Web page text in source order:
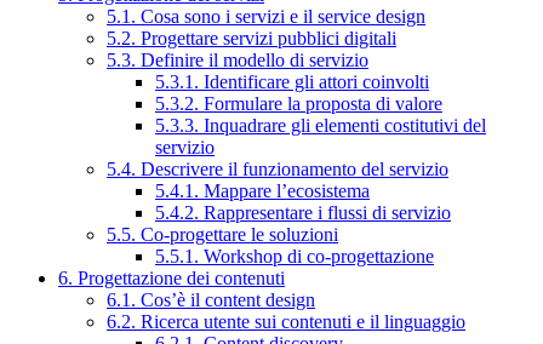
5.1. Cosa sono i servizi e il service design
5.2. Progettare servizi pubblici digitali
5.3. Definire il modello di servizio
5.3.1. Identificare gli attori coinvolti
5.3.2. Formulare la proposta di valore
5.3.3. Inquadrare gli elementi costitutivi del
servizio
5.4. Descrivere il funzionamento del servizio
5.4.1. Mappare l’ecosistema
5.4.2. Rappresentare i flussi di servizio
5.5. Co-progettare le soluzioni
5.5.1. Workshop di co-progettazione
6. Progettazione dei contenuti
6.1. Cos’è il content design
6.2. Ricerca utente sui contenuti e il linguaggio